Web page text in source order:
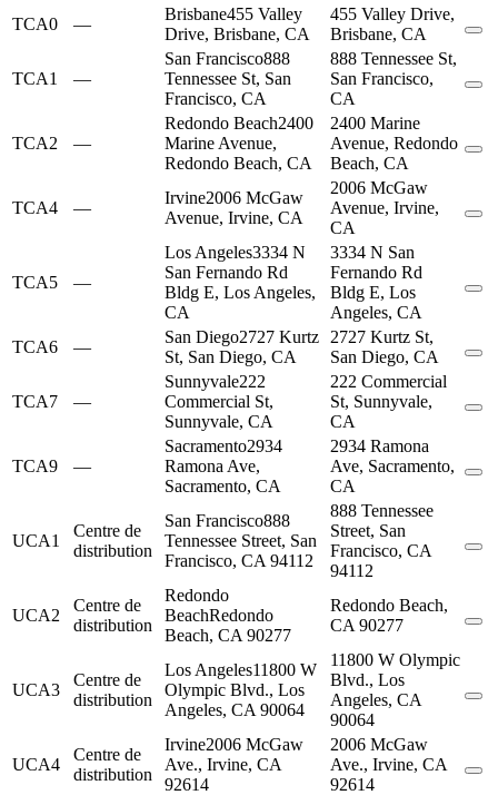
TCA0
—
Brisbane455 Valley
Drive, Brisbane, CA
455 Valley Drive,
Brisbane, CA
TCA1 —
San Francisco888
Tennessee St, San
Francisco, CA
888 Tennessee St,
San Francisco,
CA
TCA2 —
Redondo Beach2400
Marine Avenue,
Redondo Beach, CA
2400 Marine
Avenue, Redondo
Beach, CA
TCA4 —
Irvine2006 McGaw
Avenue, Irvine, CA
2006 McGaw
Avenue, Irvine,
CA
TCA5 —
Los Angeles3334 N
San Fernando Rd
Bldg E, Los Angeles,
CA
3334 N San
Fernando Rd
Bldg E, Los
Angeles, CA
TCA6
—
San Diego2727 Kurtz
St, San Diego, CA
2727 Kurtz St,
San Diego, CA
TCA7 —
Sunnyvale222
Commercial St,
Sunnyvale, CA
222 Commercial
St, Sunnyvale,
CA
TCA9 —
Sacramento2934
Ramona Ave,
Sacramento, CA
2934 Ramona
Ave, Sacramento,
CA
UCA1
Centre de
distribution
San Francisco888
Tennessee Street, San
Francisco, CA 94112
888 Tennessee
Street, San
Francisco, CA
94112
UCA2
Centre de
distribution
Redondo
BeachRedondo
Beach, CA 90277
Redondo Beach,
CA 90277
UCA3
Centre de
distribution
Los Angeles11800 W
Olympic Blvd., Los
Angeles, CA 90064
11800 W Olympic
Blvd., Los
Angeles, CA
90064
UCA4
Centre de
distribution
Irvine2006 McGaw
Ave., Irvine, CA
92614
2006 McGaw
Ave., Irvine, CA
92614